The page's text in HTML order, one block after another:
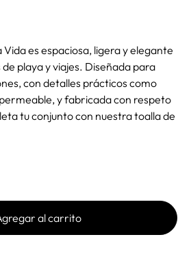
Vida es espaciosa, ligera y elegante
playa y viajes. Diseñada para
con detalles prácticos como
y fabricada con respeto
tu conjunto con nuestra toalla de
al carrito